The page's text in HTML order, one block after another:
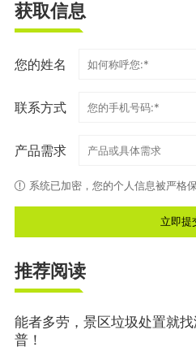
获取信息
您的姓名
联系方式
产品需求
系统已加密，您的个人信息被严格保
推荐阅读
能者多劳，景区垃圾处置就
普！